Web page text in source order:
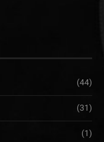
(44)
(31)
(1)